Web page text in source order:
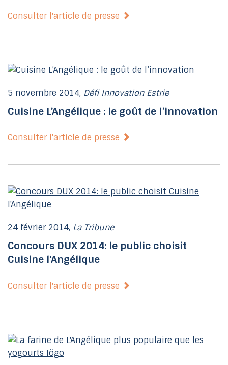
Consulter l'article de presse
5 novembre 2014, Défi Innovation Estrie
Cuisine L’Angélique : le goût de l’innovation
Consulter l'article de presse
24 février 2014, La Tribune
Concours DUX 2014: le public choisit
Cuisine l'Angélique
Consulter l'article de presse